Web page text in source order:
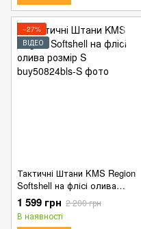
−27%
ВІДЕО
Тактичні Штани KMS Region
Softshell на флісі олива
розмір S
1 599 грн 2 200 грн
В наявності